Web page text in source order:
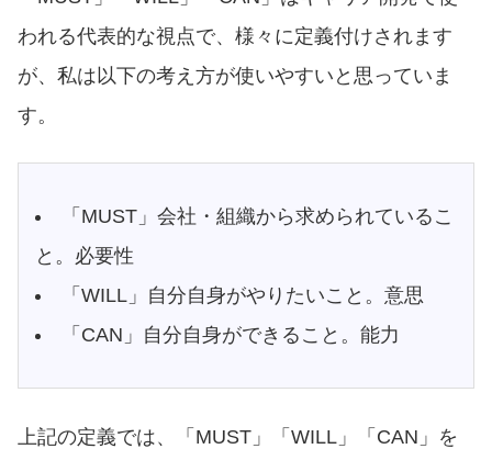
われる代表的な視点で、様々に定義付けされます
が、私は以下の考え方が使いやすいと思っていま
す。
「MUST」会社・組織から求められているこ
と。必要性
「WILL」自分自身がやりたいこと。意思
「CAN」自分自身ができること。能力
上記の定義では、「MUST」「WILL」「CAN」を